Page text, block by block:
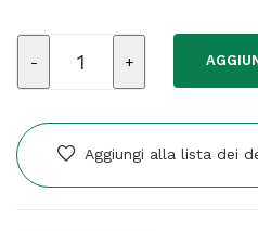
ink
Aggiungi alla lista dei